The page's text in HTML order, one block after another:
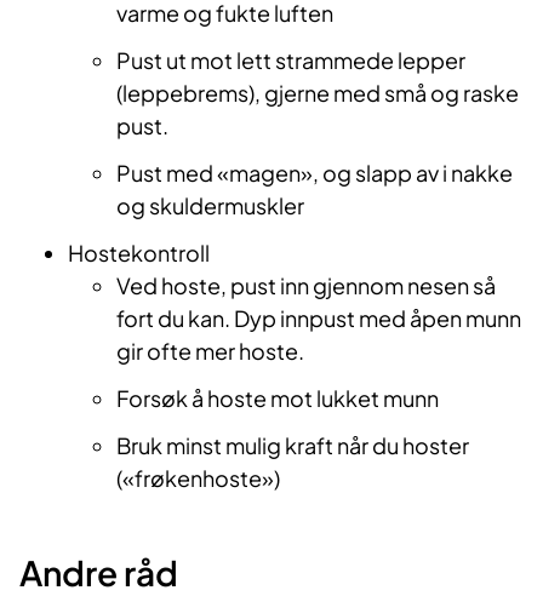
varme og fukte luften
Pust ut mot lett strammede lepper
(leppebrems), gjerne med små og raske
pust.
Pust med «magen», og slapp av i nakke
og skuldermuskler
Hostekontroll
Ved hoste, pust inn gjennom nesen så
fort du kan. Dyp innpust med åpen munn
gir ofte mer hoste.
Forsøk å hoste mot lukket munn
Bruk minst mulig kraft når du hoster
(«frøkenhoste»)
Andre råd